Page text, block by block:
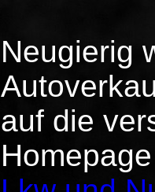
Neugierig
auf die